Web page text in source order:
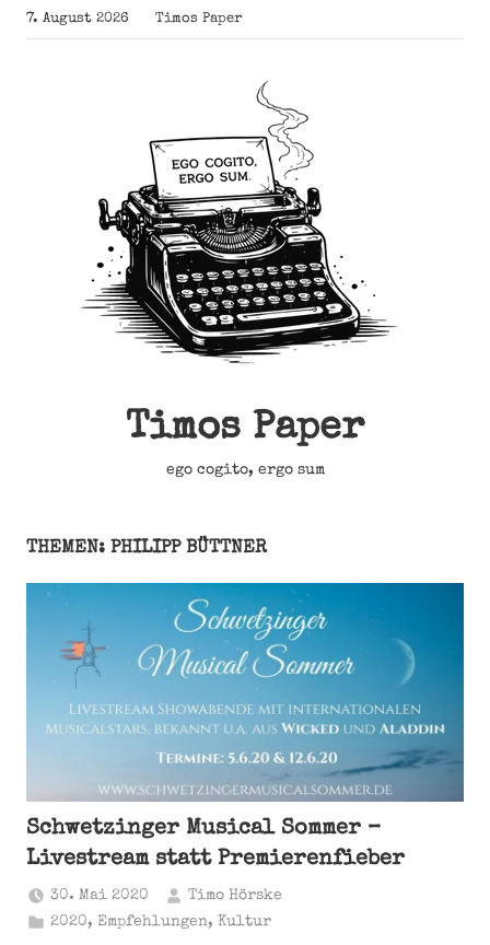
Zum
Inhalt
7. August 2026 Timos Paper
Timos Paper
ego cogito, ergo sum
THEMEN: PHILIPP BÜTTNER
Schwetzinger Musical Sommer –
Livestream statt Premierenfieber
30. Mai 2020
Timo Hörske
2020, Empfehlungen, Kultur